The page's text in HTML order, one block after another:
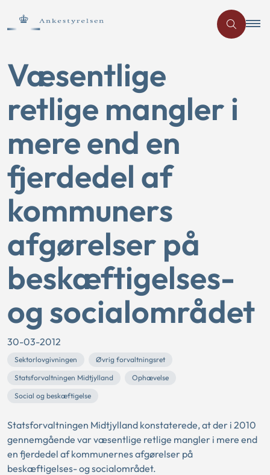
Væsentlige
retlige mangler i
mere end en
fjerdedel af
kommuners
afgørelser på
beskæftigelses-
og socialområdet
30-03-2012
Sektorlovgivningen
Øvrig forvaltningsret
Statsforvaltningen Midtjylland
Ophævelse
Social og beskæftigelse
Statsforvaltningen Midtjylland konstaterede, at der i 2010
gennemgående var væsentlige retlige mangler i mere end
en fjerdedel af kommunernes afgørelser på
beskæftigelses- og socialområdet.